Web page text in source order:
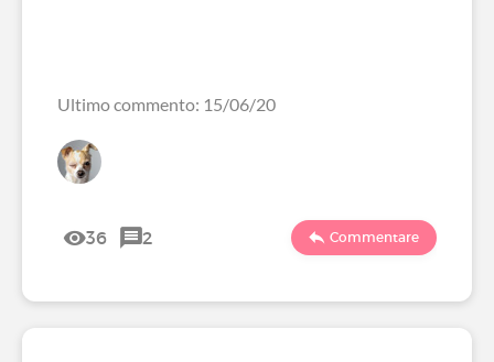
Ultimo commento: 15/06/20
36 2 Commentare